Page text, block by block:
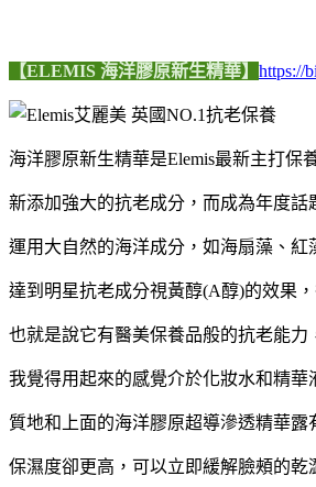
【ELEMIS 海洋膠原新生精華】 https://
海洋膠原新生精華是Elemis最新主打保
新添加強大的抗老成分，而成為年度話
運用大自然的海洋成分，如海扇藻、紅
達到明星抗老成分視黃醇(A醇)的效果
也就是說它有醫美保養品般的抗老能力
我覺得用起來的感覺介於化妝水和精華
質地和上面的海洋膠原超導滲透精華露
保濕度卻更高，可以立即緩解臉頰的乾